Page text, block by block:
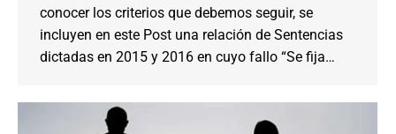
conocer los criterios que debemos seguir, se
incluyen en este Post una relación de Sentencias
dictadas en 2015 y 2016 en cuyo fallo “Se fija…